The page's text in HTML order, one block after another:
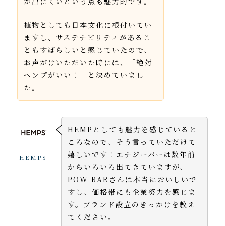
植物としても日本文化に根付いてい
ますし、サステナビリティがあるこ
ともすばらしいと感じていたので、
お声がけいただいた時には、「絶対
ヘンプがいい！」と決めていまし
た。
HEMPS
HEMPとしても魅力を感じていると
ころなので、そう言っていただけて
嬉しいです！エナジーバーは数年前
からいろいろ出てきていますが、
POW BARさんは本当においしいで
すし、価格帯にも企業努力を感じま
す。ブランド設立のきっかけを教え
てください。